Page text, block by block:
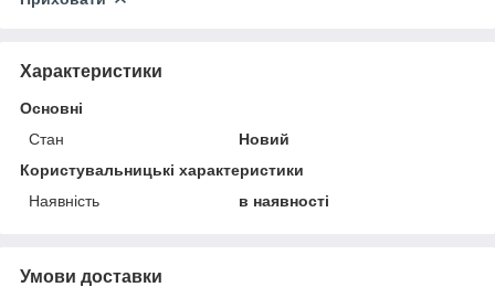
Характеристики
Основні
Стан
Новий
Користувальницькі характеристики
Наявність
в наявності
Умови доставки